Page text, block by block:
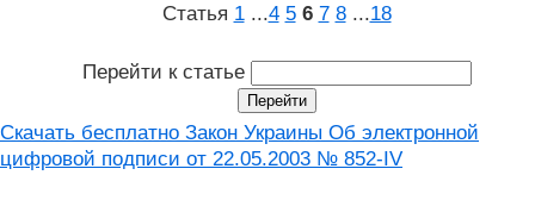
Статья 1 ...4 5 6 7 8 ...18
Перейти к статье
Скачать бесплатно Закон Украины Об электронной
цифровой подписи от 22.05.2003 № 852-IV